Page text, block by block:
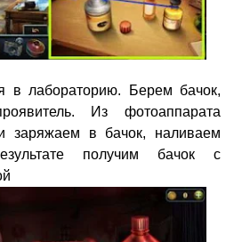
в лабораторию. Берем бачок,
Из фотоаппарата
заряжаем в бачок, наливаем
получим бачок с